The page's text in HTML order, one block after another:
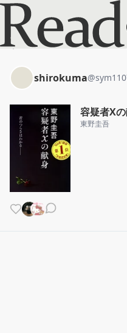
shirokuma 容疑者
ホーム shirokuma
shirokuma@
容疑者X
東野圭吾